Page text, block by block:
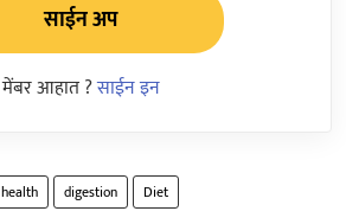
साईन अप
मेंबर आहात ?साईन इन
health digestion Diet